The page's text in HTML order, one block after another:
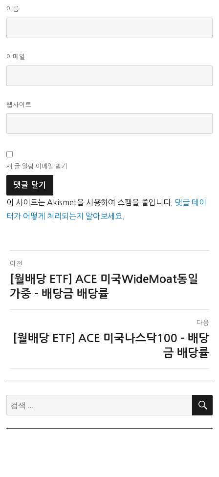
이름
이메일
웹사이트
새 글 알림 이메일 받기
이 사이트는 Akismet을 사용하여 스팸을 줄입니다. 댓글 데이
터가 어떻게 처리되는지 알아보세요.
글
탐
색
이전
이
전
[월배당 ETF] ACE 미국WideMoat동일
가중 – 배당금 배당률
다음
[월배당 ETF] ACE 미국나스닥100 – 배당
금 배당률
검
색:
검